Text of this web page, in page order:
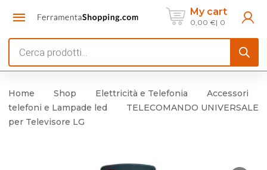
My cart
0,00 € 0
search
Home Shop Elettricità e Telefonia
Accessori
telefoni e Lampade led
TELECOMANDO UNIVERSALE
per Televisore LG